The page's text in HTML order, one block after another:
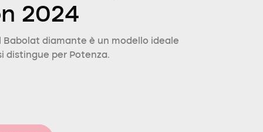
2024
diamante è un modello ideale
distingue per Potenza.